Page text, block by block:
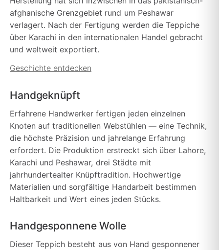
afghanische Grenzgebiet rund um Peshawar
verlagert. Nach der Fertigung werden die Teppiche
über Karachi in den internationalen Handel gebracht
und weltweit exportiert.
Geschichte entdecken
Handgeknüpft
Erfahrene Handwerker fertigen jeden einzelnen
Knoten auf traditionellen Webstühlen — eine Technik,
die höchste Präzision und jahrelange Erfahrung
erfordert. Die Produktion erstreckt sich über Lahore,
Karachi und Peshawar, drei Städte mit
jahrhundertealter Knüpftradition. Hochwertige
Materialien und sorgfältige Handarbeit bestimmen
Haltbarkeit und Wert eines jeden Stücks.
Handgesponnene Wolle
Dieser Teppich besteht aus von Hand gesponnener